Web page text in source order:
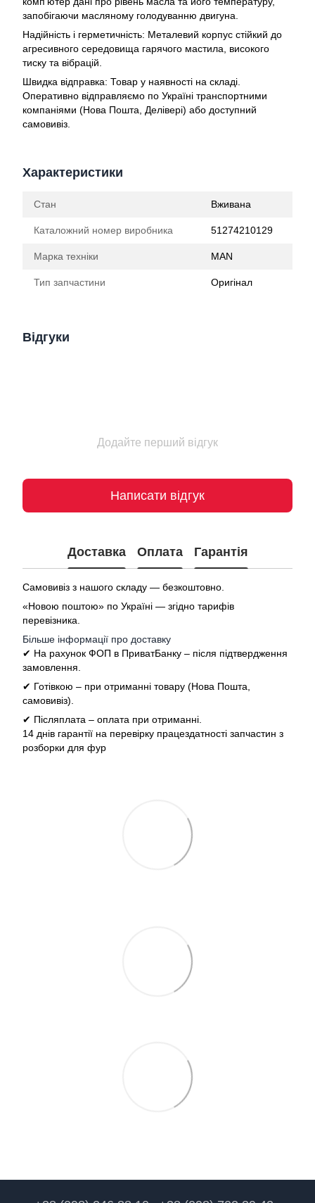
запобігаючи масляному голодуванню двигуна.
Надійність і герметичність: Металевий корпус стійкий до
агресивного середовища гарячого мастила, високого
тиску та вібрацій.
Швидка відправка: Товар у наявності на складі.
Оперативно відправляємо по Україні транспортними
компаніями (Нова Пошта, Делівері) або доступний
самовивіз.
Характеристики
Стан Вживана
Каталожний номер виробника 51274210129
Марка техніки MAN
Тип запчастини Оригінал
Відгуки
Додайте перший відгук
Написати відгук
Доставка Оплата Гарантія
Самовивіз з нашого складу — безкоштовно.
«Новою поштою» по Україні — згідно тарифів
перевізника.
Більше інформації про доставку
✔ На рахунок ФОП в ПриватБанку – після підтвердження
замовлення.
✔ Готівкою – при отриманні товару (Нова Пошта,
самовивіз).
✔ Післяплата – оплата при отриманні.
14 днів гарантії на перевірку працездатності запчастин з
розборки для фур